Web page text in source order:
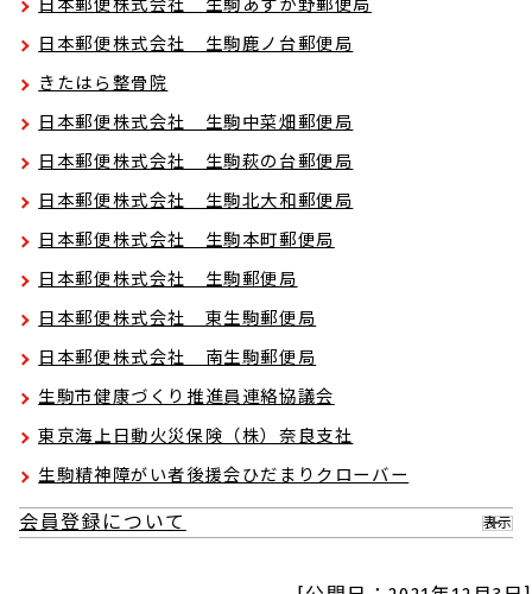
日本郵便株式会社 生駒あすか野郵便局
日本郵便株式会社 生駒鹿ノ台郵便局
きたはら整骨院
日本郵便株式会社 生駒中菜畑郵便局
日本郵便株式会社 生駒萩の台郵便局
日本郵便株式会社 生駒北大和郵便局
日本郵便株式会社 生駒本町郵便局
日本郵便株式会社 生駒郵便局
日本郵便株式会社 東生駒郵便局
日本郵便株式会社 南生駒郵便局
生駒市健康づくり推進員連絡協議会
東京海上日動火災保険（株）奈良支社
生駒精神障がい者後援会ひだまりクローバー
会員登録について 表示